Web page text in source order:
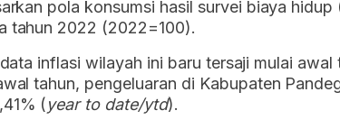
pola konsumsi hasil survei biaya hidup
tahun 2022 (2022=100).
inflasi wilayah ini baru tersaji mulai
tahun, pengeluaran di Kabupaten
(year to date/ytd).